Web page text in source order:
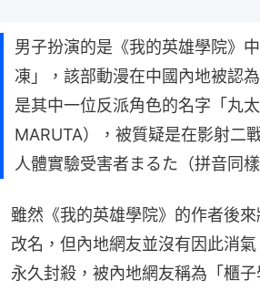
男子扮演的是《我的英雄學院》
凍」，該部動漫在中國內地被認
是其中一位反派角色的名字「丸
MARUTA），被質疑是在影射二
人體實驗受害者まるた（拼音同
雖然《我的英雄學院》的作者後
改名，但內地網友並沒有因此消氣
永久封殺，被內地網友稱為「櫃